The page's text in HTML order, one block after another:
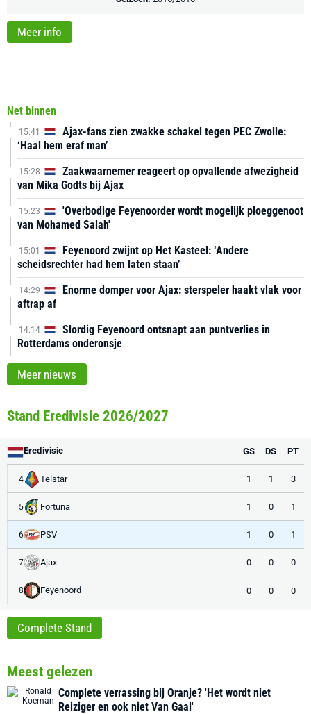
Net binnen
15:41
Ajax-fans zien zwakke schakel tegen PEC Zwolle:
‘Haal hem eraf man’
15:28
Zaakwaarnemer reageert op opvallende afwezigheid
van Mika Godts bij Ajax
15:23
'Overbodige Feyenoorder wordt mogelijk ploeggenoot
van Mohamed Salah'
15:01
Feyenoord zwijnt op Het Kasteel: ‘Andere
scheidsrechter had hem laten staan’
14:29
Enorme domper voor Ajax: sterspeler haakt vlak voor
aftrap af
14:14
Slordig Feyenoord ontsnapt aan puntverlies in
Rotterdams onderonsje
Meer nieuws
Meer info
Stand Eredivisie 2026/2027
Eredivisie GS DS PT
4 Telstar 1 1 3
5 Fortuna 1 0 1
6 PSV 1 0 1
7 Ajax 0 0 0
8 Feyenoord 0 0 0
Complete Stand
Meest gelezen
Complete verrassing bij Oranje? 'Het wordt niet
Reiziger en ook niet Van Gaal'